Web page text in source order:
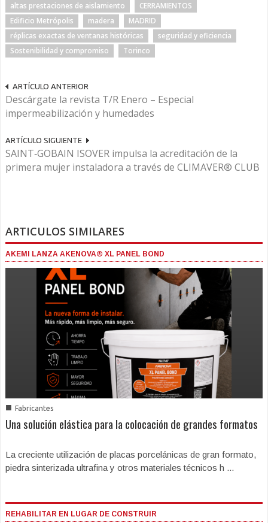
altas prestaciones de aislamiento
CERRAMIENTOS
Edificio Metrópolis
madera
MADRID
réplicas exactas de ventanas históricas
seguridad y eficiencia
Sostenibilidad y compromiso
Torinco
ARTÍCULO ANTERIOR
Descárgate la revista T/R Enero – Especial
impermeabilización y humedades
ARTÍCULO SIGUIENTE
SAINT‑GOBAIN ISOVER impulsa la acreditación de la
primera mujer instaladora a través de CLIMAVER® CLUB
ARTICULOS SIMILARES
AKEMI LANZA AKENOVA® XL PANEL BOND
■ Fabricantes
Una solución elástica para la colocación de grandes formatos
La creciente utilización de placas porcelánicas de gran formato,
piedra sinterizada ultrafina y otros materiales técnicos h ...
REHABILITAR EN LUGAR DE CONSTRUIR